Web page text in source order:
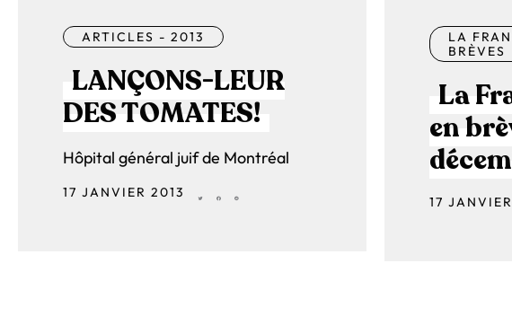
ARTICLES - 2013
LANÇONS-LEUR
DES TOMATES!
Hôpital général juif de Montréal
17 JANVIER 2013
LA
BRÈVES
La
en
17